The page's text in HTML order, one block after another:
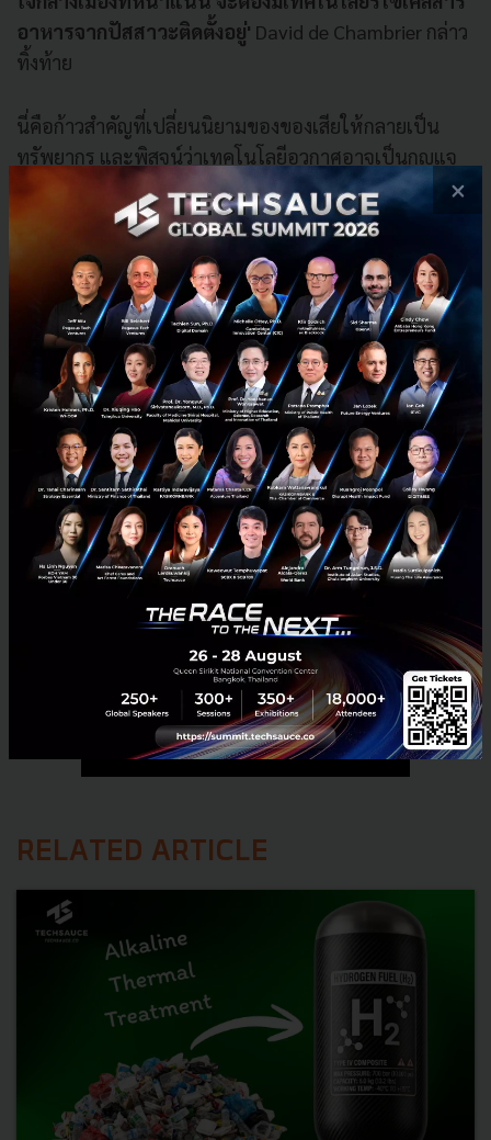
อาหารจากปัสสาวะติดตั้งอยู่' David de Chambrier กล่าว
ทิ้งท้าย
นี่คือก้าวสำคัญที่เปลี่ยนนิยามของของเสียให้กลายเป็น
ทรัพยากร และพิสูจน์ว่าเทคโนโลยีอวกาศอาจเป็นกุญแจ
สำคัญในการกู้คืนสิ่งแวดล้อมบนโลกของเรา
Popsci
Sustainable Focus ESA VunaNexus Green Tech Sustainability
Nitrogen Cycle Space Technology Urine Fertilizer Wastewater Treatment
No comment
RELATED ARTICLE
×